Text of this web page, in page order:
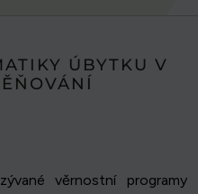
ÚBYTKU V
věrnostní programy